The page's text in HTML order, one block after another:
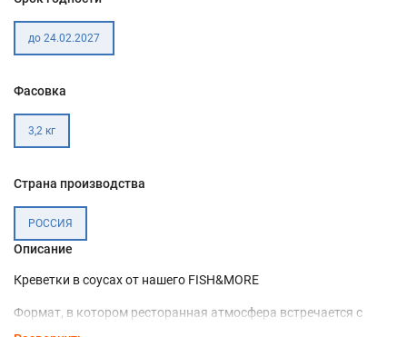
до 24.02.2027
Фасовка
3,2 кг
Страна производства
РОССИЯ
Описание
Креветки в соусах от нашего FISH&MORE
Формат, в котором ресторанная атмосфера встречается с